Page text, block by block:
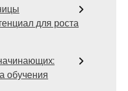
для роста
обучения